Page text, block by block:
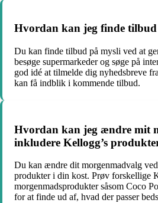
Hvordan kan jeg finde
Du kan finde tilbud på mysli ved at
besøge supermarkeder og søge på
god idé at tilmelde dig nyhedsbreve
kan få indblik i kommende tilbud.
Hvordan kan jeg ændre mit
inkludere Kellogg’s
Du kan ændre dit morgenmadvalg
produkter i din kost. Prøv forskellige
morgenmadsprodukter såsom Coco
for at finde ud af, hvad der passer